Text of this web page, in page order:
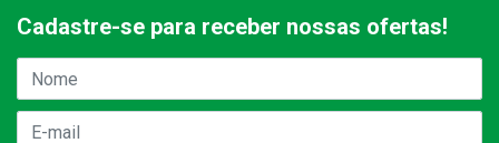
Cadastre-se para receber nossas ofertas!